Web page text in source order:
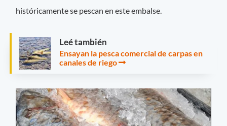
históricamente se pescan en este embalse.
Leé también
Ensayan la pesca comercial de carpas en
canales de riego